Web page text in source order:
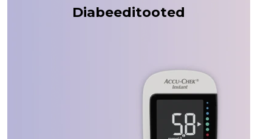
Diabeeditooted